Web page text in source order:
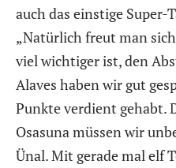
auch das einstige Super-
„Natürlich freut man
viel wichtiger ist, den
Alaves haben wir gut
Punkte verdient gehabt.
Osasuna müssen wir
Ünal. Mit gerade mal elf